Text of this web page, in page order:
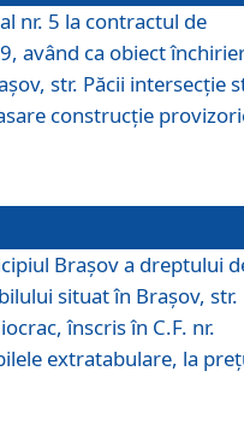
nr. 5 la contractul de
având ca obiect
str. Păcii intersecție
construcție
Brașov a dreptului
situat în Brașov, str.
înscris în C.F. nr.
extratabulare, la